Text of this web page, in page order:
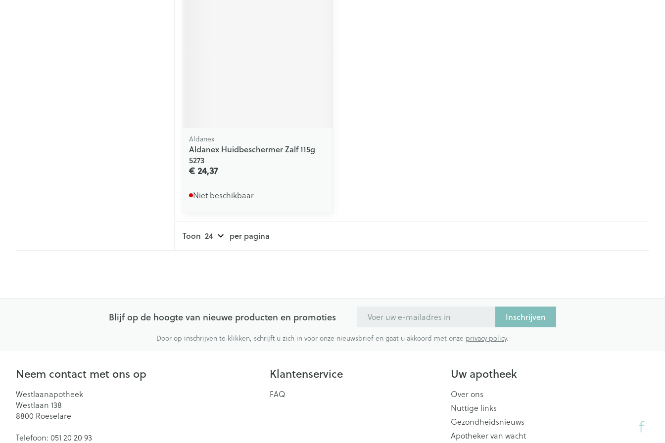
Aldanex
Aldanex Huidbeschermer Zalf 115g
5273
€ 24,37
Niet beschikbaar
Toon per pagina
Blijf op de hoogte van nieuwe producten en promoties Inschrijven
Door op inschrijven te klikken, schrijft u zich in voor onze nieuwsbrief en gaat u akkoord met onze privacy policy.
Neem contact met ons op
Westlaanapotheek
Westlaan 138
8800 Roeselare
Telefoon: 051 20 20 93
Klantenservice
FAQ
Uw apotheek
Over ons
Nuttige links
Gezondheidsnieuws
Apotheker van wacht